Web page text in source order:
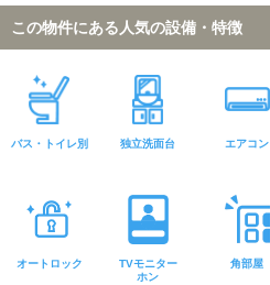
この物件にある人気の設備・特徴
バス・トイレ別 独立洗面台 エアコン
オートロック
TVモニター
ホン
角部屋